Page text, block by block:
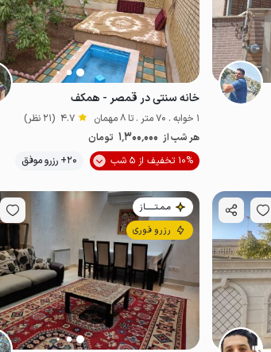
موقعیت در نقشه
اقتصادی
خانه سنتی در قمصر - همکف
1 خوابه . 70 متر . تا 8 مهمان 4.7 (21 نظر)
هر شب از 1٬300٬000 تومان
10% تخفیف از 5 شب
20+ رزرو موفق
مـمـتــــــاز
رزرو فوری